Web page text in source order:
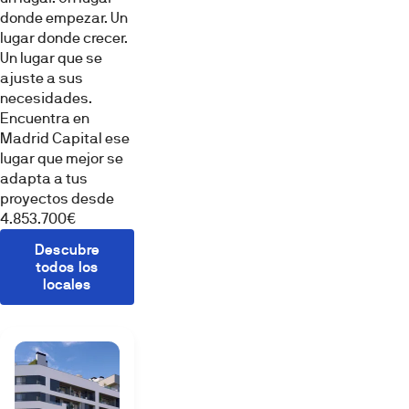
Fijo
del
2%
TIN,
con
sistema
de
amortización
francés
de
cuotas
constantes.
El
tipo
de
interés
ser
fijo
o
variable
Descarbonización
CALIFICACIÓN
ENERGÉTICA
Consumo de
energía: A
CALIFICACIÓN
ENERGÉTICA
Emisiones
donde empezar. Un
lugar donde crecer.
Un lugar que se
ajuste a sus
necesidades.
Encuentra en
Madrid Capital ese
lugar que mejor se
adapta a tus
proyectos desde
4.853.700€
Descubre
todos los
locales